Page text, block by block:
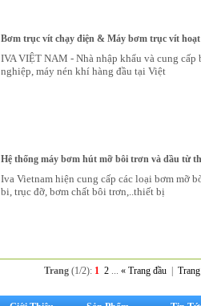
Bơm trục vít chạy điện & Máy bơm trục vít
IVA VIỆT NAM - Nhà nhập khẩu và cung
nghiệp, máy nén khí hàng đầu tại Việt
Hệ thống máy bơm hút mỡ bôi trơn và dầu từ
Iva Vietnam hiện cung cấp các loại bơm mỡ
bi, trục đỡ, bơm chất bôi trơn,..thiết bị
Trang (1/2):1 2 ... « Trang đầu